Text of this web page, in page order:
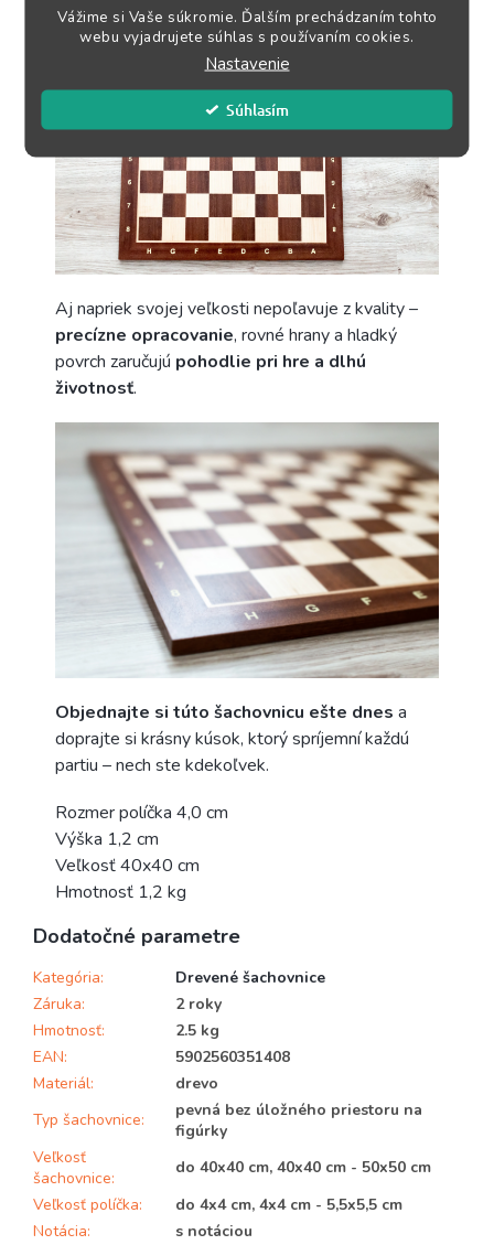
Vážime si Vaše súkromie. Ďalším prechádzaním tohto
webu vyjadrujete súhlas s používaním cookies.
Nastavenie
Súhlasím
Aj napriek svojej veľkosti nepoľavuje z kvality –
precízne opracovanie, rovné hrany a hladký
povrch zaručujú pohodlie pri hre a dlhú
životnosť.
Objednajte si túto šachovnicu ešte dnes a
doprajte si krásny kúsok, ktorý spríjemní každú
partiu – nech ste kdekoľvek.
Rozmer políčka 4,0 cm
Výška 1,2 cm
Veľkosť 40x40 cm
Hmotnosť 1,2 kg
Dodatočné parametre
Kategória:
Drevené šachovnice
Záruka:
2 roky
Hmotnosť:
2.5 kg
EAN:
5902560351408
Materiál:
drevo
Typ šachovnice:
pevná bez úložného priestoru na
figúrky
Veľkosť
šachovnice:
do 40x40 cm, 40x40 cm - 50x50 cm
Veľkosť políčka:
do 4x4 cm, 4x4 cm - 5,5x5,5 cm
Notácia:
s notáciou